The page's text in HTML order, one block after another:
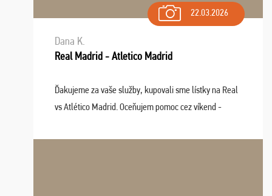
22.03.2026
Dana K.
Real Madrid - Atletico Madrid
Ďakujeme za vaše služby, kupovali sme lístky na Real
vs Atlético Madrid. Oceňujem pomoc cez víkend -
spokojnosti. Sedenie bolo dobré, štadión Barnabéu ...